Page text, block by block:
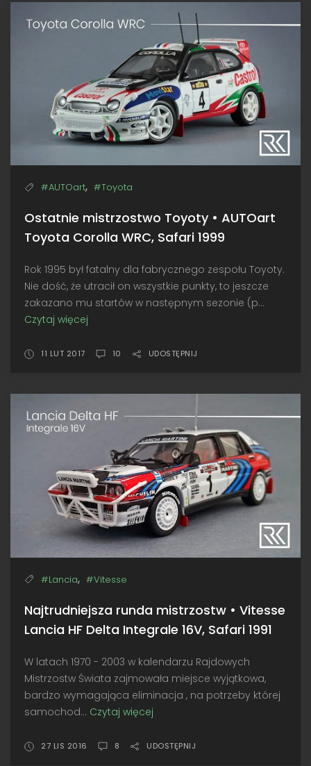
Ascona
B
400,
Safari
1983
#AUTOart, #Toyota
Ostatnie mistrzostwo Toyoty • AUTOart
Toyota Corolla WRC, Safari 1999
Rok 1995 był fatalny dla fabrycznego zespołu Toyoty.
Nie dość, że utracił on wszystkie punkty, to jeszcze
zakazano mu startów w następnym sezonie (p...
Czytaj więcej
Toyoty
Corolla
Safari
1999
11 LUT 2017 10 UDOSTĘPNIJ
#Lancia, #Vitesse
Najtrudniejsza runda mistrzostw • Vitesse
Lancia HF Delta Integrale 16V, Safari 1991
W latach 1970 - 2003 w kalendarzu Rajdowych
Mistrzostw Świata zajmowała miejsce wyjątkowa,
bardzo wymagająca eliminacja , na potrzeby której
samochod... Czytaj więcej
mistrzostw
27 LIS 2016 8 UDOSTĘPNIJ